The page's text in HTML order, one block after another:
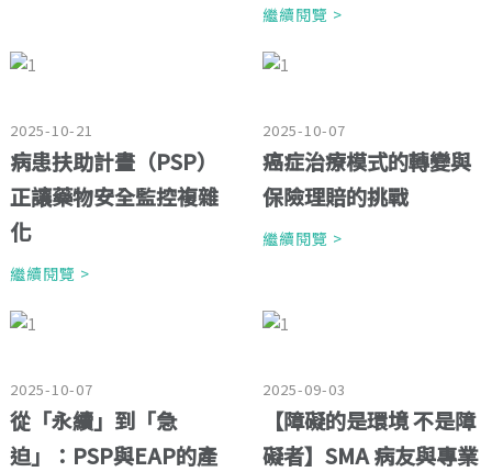
繼續閱覽 >
2025-10-21
病患扶助計畫（PSP）
正讓藥物安全監控複雜
化
繼續閱覽 >
2025-10-07
癌症治療模式的轉變與
保險理賠的挑戰
繼續閱覽 >
2025-10-07
從「永續」到「急
迫」：PSP與EAP的產
2025-09-03
【障礙的是環境 不是障
礙者】SMA 病友與專業